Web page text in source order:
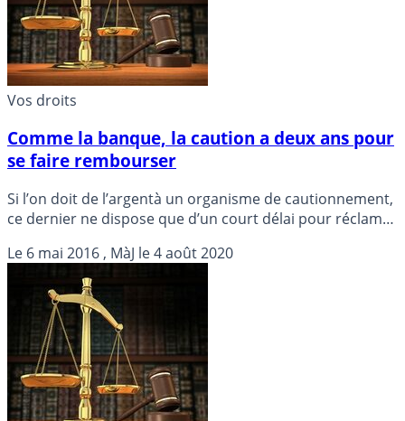
Vos droits
Comme la banque, la caution a deux ans pour
se faire rembourser
Si l’on doit de l’argentà un organisme de cautionnement,
ce dernier ne dispose que d’un court délai pour réclamer
Le 6 mai 2016 , MàJ le4 août 2020